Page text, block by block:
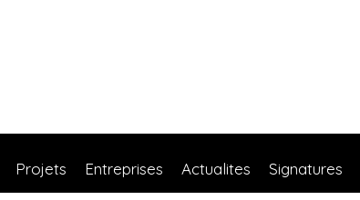
Projets Entreprises Actualites Signatures